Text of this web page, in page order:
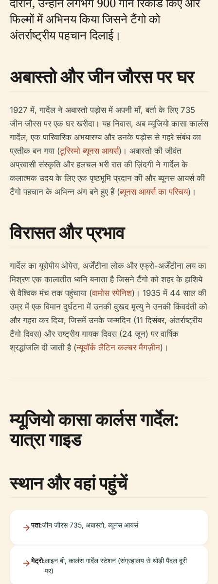
फिल्मों में अभिनय किया जिसने टैंगो को
अंतर्राष्ट्रीय पहचान दिलाई।
अबास्तो और जीन जौरस पर घर
1927 में, गार्देल ने अबास्तो पड़ोस में अपनी माँ, बर्ता के लिए 735
जीन जौरस पर एक घर खरीदा। यह निवास, अब म्यूजियो कासा कार्लस
गार्देल, एक पारिवारिक अभयारण्य और उनके पड़ोस से गहरे संबंध का
प्रतीक बन गया (टूरिस्मो ब्यूनस आयर्स)। अबास्तो की जीवंत
अप्रवासी संस्कृति और हलचल भरी रात की ज़िंदगी ने गार्देल के
कलात्मक उदय के लिए एक पृष्ठभूमि प्रदान की और ब्यूनस आयर्स की
टैंगो पहचान के अभिन्न अंग बने हुए हैं (ब्यूनस आयर्स का परिचय)।
विरासत और प्रभाव
गार्देल का यूरोपीय ओपेरा, अर्जेंटीना लोक और एफ्रो-अर्जेंटीना लय का
मिश्रण एक कालातीत ध्वनि बनाता है जिसने टैंगो को शहर के हाशिये
से वैश्विक मंच तक पहुंचाया (वामोस स्पेनिश)। 1935 में 44 साल की
उम्र में एक विमान दुर्घटना में उनकी दुखद मृत्यु ने उनकी किंवदंती को
और गहरा कर दिया, जिसमें उनके जन्मदिन (11 दिसंबर, अंतर्राष्ट्रीय
टैंगो दिवस) और राष्ट्रीय गायक दिवस (24 जून) पर वार्षिक
श्रद्धांजलि दी जाती है (न्यूयॉर्क लैटिन कल्चर मैगज़ीन)।
म्यूजियो कासा कार्लस गार्देल:
यात्रा गाइड
स्थान और वहां पहुंचें
पता:जीन जौरस 735, अबास्तो, ब्यूनस आयर्स
मेट्रो:लाइन बी, कार्लस गार्देल स्टेशन (संग्रहालय से थोड़ी पैदल दूरी
पर)